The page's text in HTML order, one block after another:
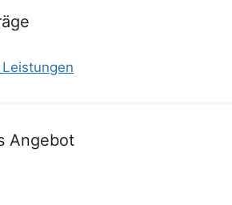
Angebot